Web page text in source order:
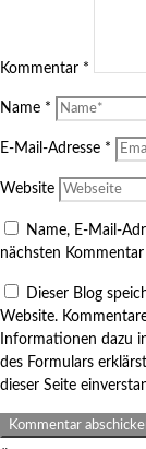
Kommentar *
Name *
E-Mail-Adresse *
Website
Name, E-Mail-
nächsten
Dieser Blog
Website.
Informationen dazu
des Formulars
dieser Seite